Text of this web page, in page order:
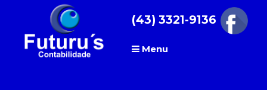
content
(43) 3321-9136
Menu